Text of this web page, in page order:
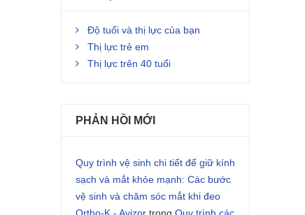
Độ tuổi và thị lực của bạn
Thị lực trẻ em
Thị lực trên 40 tuổi
PHẢN HỒI MỚI
Quy trình vệ sinh chi tiết để giữ kính
sạch và mắt khỏe mạnh: Các bước
vệ sinh và chăm sóc mắt khi đeo